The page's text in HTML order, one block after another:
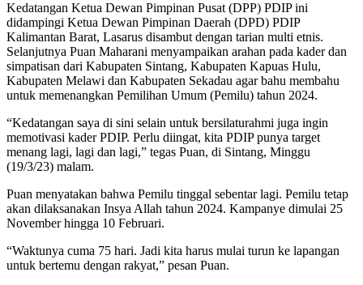
Kedatangan Ketua Dewan Pimpinan Pusat (DPP) PDIP ini
didampingi Ketua Dewan Pimpinan Daerah (DPD) PDIP
Kalimantan Barat, Lasarus disambut dengan tarian multi etnis.
Selanjutnya Puan Maharani menyampaikan arahan pada kader dan
simpatisan dari Kabupaten Sintang, Kabupaten Kapuas Hulu,
Kabupaten Melawi dan Kabupaten Sekadau agar bahu membahu
untuk memenangkan Pemilihan Umum (Pemilu) tahun 2024.
“Kedatangan saya di sini selain untuk bersilaturahmi juga ingin
memotivasi kader PDIP. Perlu diingat, kita PDIP punya target
menang lagi, lagi dan lagi,” tegas Puan, di Sintang, Minggu
(19/3/23) malam.
Puan menyatakan bahwa Pemilu tinggal sebentar lagi. Pemilu tetap
akan dilaksanakan Insya Allah tahun 2024. Kampanye dimulai 25
November hingga 10 Februari.
“Waktunya cuma 75 hari. Jadi kita harus mulai turun ke lapangan
untuk bertemu dengan rakyat,” pesan Puan.